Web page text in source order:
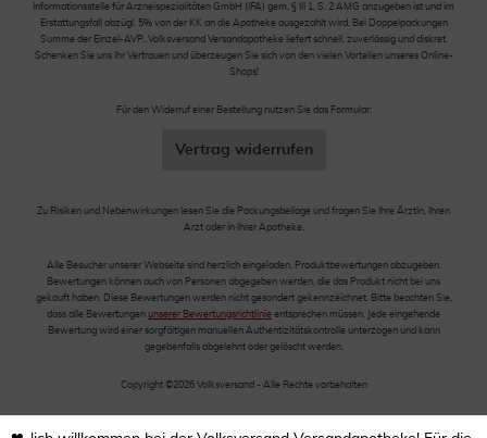
Informationsstelle für Arzneispezialitäten GmbH (IFA) gem. § III 1, S. 2 AMG anzugeben ist und im
Erstattungsfall abzügl. 5% von der KK an die Apotheke ausgezahlt wird. Bei Doppelpackungen
Summe der Einzel-AVP. Volksversand Versandapotheke liefert schnell, zuverlässig und diskret.
Schenken Sie uns Ihr Vertrauen und überzeugen Sie sich von den vielen Vorteilen unseres Online-
Shops!
Für den Widerruf einer Bestellung nutzen Sie das Formular:
Vertrag widerrufen
Zu Risiken und Nebenwirkungen lesen Sie die Packungsbeilage und fragen Sie Ihre Ärztin, Ihren
Arzt oder in Ihrer Apotheke.
Alle Besucher unserer Webseite sind herzlich eingeladen, Produktbewertungen abzugeben.
Bewertungen können auch von Personen abgegeben werden, die das Produkt nicht bei uns
gekauft haben. Diese Bewertungen werden nicht gesondert gekennzeichnet. Bitte beachten Sie,
dass alle Bewertungen unserer Bewertungsrichtlinie entsprechen müssen. Jede eingehende
Bewertung wird einer sorgfältigen manuellen Authentizitätskontrolle unterzogen und kann
gegebenfalls abgelehnt oder gelöscht werden.
Copyright ©2026 Volksversand - Alle Rechte vorbehalten